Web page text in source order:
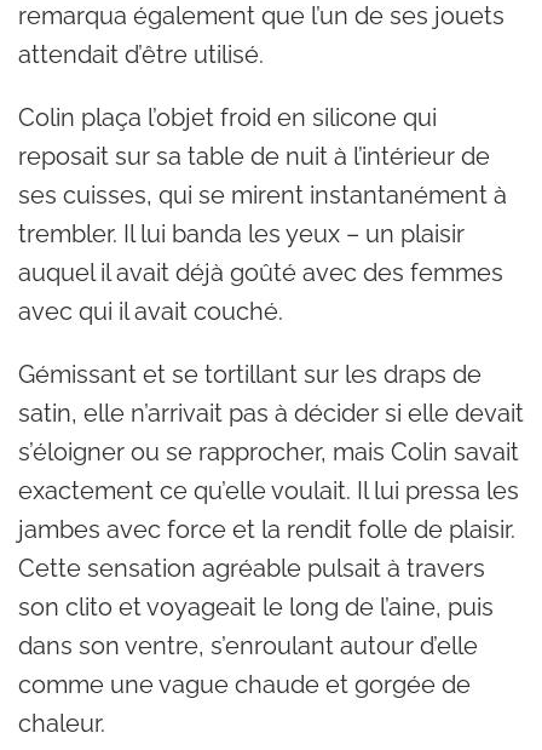
remarqua également que l’un de ses jouets
attendait d’être utilisé.
Colin plaça l’objet froid en silicone qui
reposait sur sa table de nuit à l’intérieur de
ses cuisses, qui se mirent instantanément à
trembler. Il lui banda les yeux – un plaisir
auquel il avait déjà goûté avec des femmes
avec qui il avait couché.
Gémissant et se tortillant sur les draps de
satin, elle n’arrivait pas à décider si elle devait
s’éloigner ou se rapprocher, mais Colin savait
exactement ce qu’elle voulait. Il lui pressa les
jambes avec force et la rendit folle de plaisir.
Cette sensation agréable pulsait à travers
son clito et voyageait le long de l’aine, puis
dans son ventre, s’enroulant autour d’elle
comme une vague chaude et gorgée de
chaleur.